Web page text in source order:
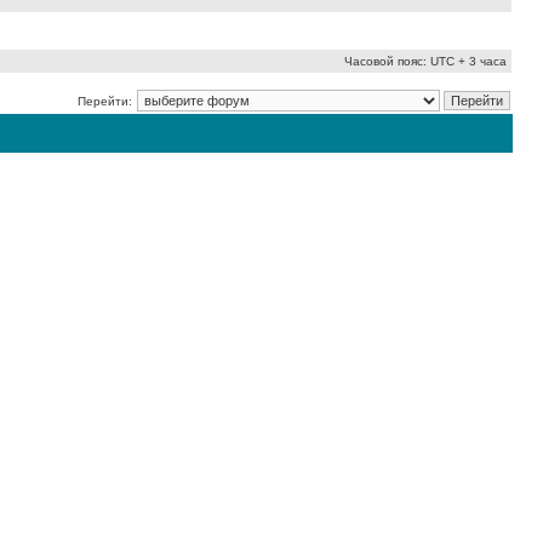
Часовой пояс: UTC + 3 часа
Перейти: